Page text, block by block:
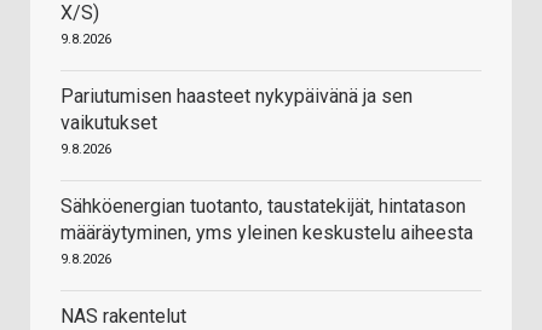
X/S)
9.8.2026
Pariutumisen haasteet nykypäivänä ja sen
vaikutukset
9.8.2026
Sähköenergian tuotanto, taustatekijät, hintatason
määräytyminen, yms yleinen keskustelu aiheesta
9.8.2026
NAS rakentelut